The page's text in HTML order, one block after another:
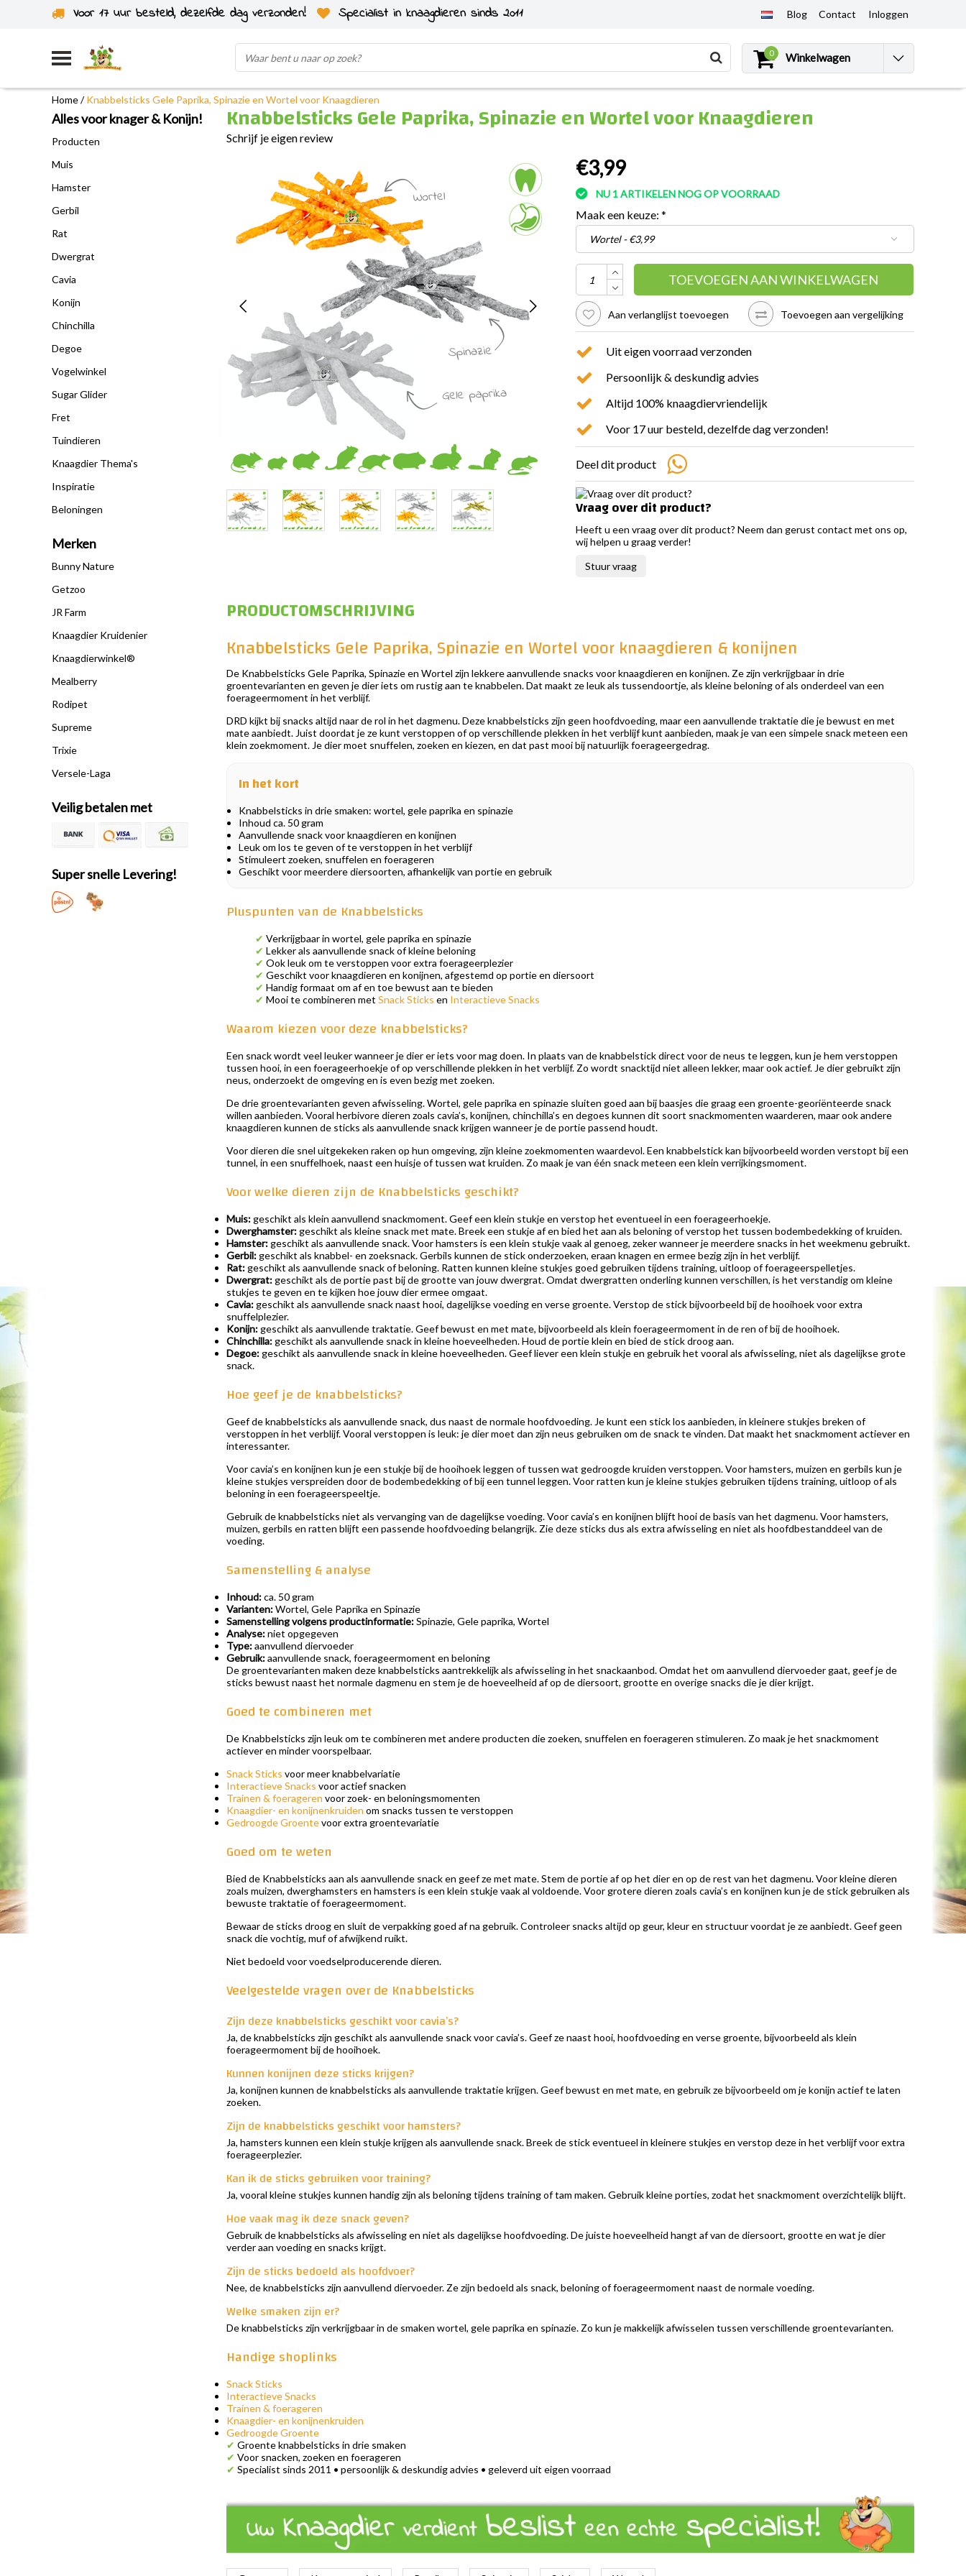
Voor 17 uur besteld, dezelfde dag verzonden!
Specialist in knaagdieren sinds 2011
Uit eigen voorraad verzonden
Blog Contact Inloggen
0 Winkelwagen
Home/Knabbelsticks Gele Paprika, Spinazie en Wortel voor Knaagdieren
Alles voor knager & Konijn!
Producten
Muis
Hamster
Gerbil
Rat
Dwergrat
Cavia
Konijn
Chinchilla
Degoe
Vogelwinkel
Sugar Glider
Fret
Tuindieren
Knaagdier Thema's
Inspiratie
Beloningen
Merken
Bunny Nature
Getzoo
JR Farm
Knaagdier Kruidenier
Knaagdierwinkel®
Mealberry
Rodipet
Supreme
Trixie
Versele-Laga
Veilig betalen met
Super snelle Levering!
Knabbelsticks Gele Paprika, Spinazie en Wortel voor Knaagdieren
Schrijf je eigen review
€3,99
NU 1 ARTIKELEN NOG OP VOORRAAD
Maak een keuze: *
TOEVOEGEN AAN WINKELWAGEN
Aan verlanglijst toevoegen Toevoegen aan vergelijking
Uit eigen voorraad verzonden
Persoonlijk & deskundig advies
Altijd 100% knaagdiervriendelijk
Voor 17 uur besteld, dezelfde dag verzonden!
Deel dit product
Vraag over dit product?
Heeft u een vraag over dit product? Neem dan gerust contact met ons op,
wij helpen u graag verder!
Stuur vraag
PRODUCTOMSCHRIJVING
Knabbelsticks Gele Paprika, Spinazie en Wortel voor knaagdieren & konijnen
De Knabbelsticks Gele Paprika, Spinazie en Wortel zijn lekkere aanvullende snacks voor knaagdieren en konijnen. Ze zijn verkrijgbaar in drie
groentevarianten en geven je dier iets om rustig aan te knabbelen. Dat maakt ze leuk als tussendoortje, als kleine beloning of als onderdeel van een
foerageermoment in het verblijf.
DRD kijkt bij snacks altijd naar de rol in het dagmenu. Deze knabbelsticks zijn geen hoofdvoeding, maar een aanvullende traktatie die je bewust en met
mate aanbiedt. Juist doordat je ze kunt verstoppen of op verschillende plekken in het verblijf kunt aanbieden, maak je van een simpele snack meteen een
klein zoekmoment. Je dier moet snuffelen, zoeken en kiezen, en dat past mooi bij natuurlijk foerageergedrag.
In het kort
Knabbelsticks in drie smaken: wortel, gele paprika en spinazie
Inhoud ca. 50 gram
Aanvullende snack voor knaagdieren en konijnen
Leuk om los te geven of te verstoppen in het verblijf
Stimuleert zoeken, snuffelen en foerageren
Geschikt voor meerdere diersoorten, afhankelijk van portie en gebruik
Pluspunten van de Knabbelsticks
✔ Verkrijgbaar in wortel, gele paprika en spinazie
✔ Lekker als aanvullende snack of kleine beloning
✔ Ook leuk om te verstoppen voor extra foerageerplezier
✔ Geschikt voor knaagdieren en konijnen, afgestemd op portie en diersoort
✔ Handig formaat om af en toe bewust aan te bieden
✔ Mooi te combineren met Snack Sticks en Interactieve Snacks
Waarom kiezen voor deze knabbelsticks?
Een snack wordt veel leuker wanneer je dier er iets voor mag doen. In plaats van de knabbelstick direct voor de neus te leggen, kun je hem verstoppen
tussen hooi, in een foerageerhoekje of op verschillende plekken in het verblijf. Zo wordt snacktijd niet alleen lekker, maar ook actief. Je dier gebruikt zijn
neus, onderzoekt de omgeving en is even bezig met zoeken.
De drie groentevarianten geven afwisseling. Wortel, gele paprika en spinazie sluiten goed aan bij baasjes die graag een groente-georiënteerde snack
willen aanbieden. Vooral herbivore dieren zoals cavia’s, konijnen, chinchilla’s en degoes kunnen dit soort snackmomenten waarderen, maar ook andere
knaagdieren kunnen de sticks als aanvullende snack krijgen wanneer je de portie passend houdt.
Voor dieren die snel uitgekeken raken op hun omgeving, zijn kleine zoekmomenten waardevol. Een knabbelstick kan bijvoorbeeld worden verstopt bij een
tunnel, in een snuffelhoek, naast een huisje of tussen wat kruiden. Zo maak je van één snack meteen een klein verrijkingsmoment.
Voor welke dieren zijn de Knabbelsticks geschikt?
Muis:geschikt als klein aanvullend snackmoment. Geef een klein stukje en verstop het eventueel in een foerageerhoekje.
Dwerghamster:geschikt als kleine snack met mate. Breek een stukje af en bied het aan als beloning of verstop het tussen bodembedekking of kruiden.
Hamster:geschikt als aanvullende snack. Voor hamsters is een klein stukje vaak al genoeg, zeker wanneer je meerdere snacks in het weekmenu gebruikt.
Gerbil:geschikt als knabbel- en zoeksnack. Gerbils kunnen de stick onderzoeken, eraan knagen en ermee bezig zijn in het verblijf.
Rat:geschikt als aanvullende snack of beloning. Ratten kunnen kleine stukjes goed gebruiken tijdens training, uitloop of foerageerspelletjes.
Dwergrat:geschikt als de portie past bij de grootte van jouw dwergrat. Omdat dwergratten onderling kunnen verschillen, is het verstandig om kleine
stukjes te geven en te kijken hoe jouw dier ermee omgaat.
Cavia:geschikt als aanvullende snack naast hooi, dagelijkse voeding en verse groente. Verstop de stick bijvoorbeeld bij de hooihoek voor extra
snuffelplezier.
Konijn:geschikt als aanvullende traktatie. Geef bewust en met mate, bijvoorbeeld als klein foerageermoment in de ren of bij de hooihoek.
Chinchilla:geschikt als aanvullende snack in kleine hoeveelheden. Houd de portie klein en bied de stick droog aan.
Degoe:geschikt als aanvullende snack in kleine hoeveelheden. Geef liever een klein stukje en gebruik het vooral als afwisseling, niet als dagelijkse grote
snack.
Hoe geef je de knabbelsticks?
Geef de knabbelsticks als aanvullende snack, dus naast de normale hoofdvoeding. Je kunt een stick los aanbieden, in kleinere stukjes breken of
verstoppen in het verblijf. Vooral verstoppen is leuk: je dier moet dan zijn neus gebruiken om de snack te vinden. Dat maakt het snackmoment actiever en
interessanter.
Voor cavia’s en konijnen kun je een stukje bij de hooihoek leggen of tussen wat gedroogde kruiden verstoppen. Voor hamsters, muizen en gerbils kun je
kleine stukjes verspreiden door de bodembedekking of bij een tunnel leggen. Voor ratten kun je kleine stukjes gebruiken tijdens training, uitloop of als
beloning in een foerageerspeeltje.
Gebruik de knabbelsticks niet als vervanging van de dagelijkse voeding. Voor cavia’s en konijnen blijft hooi de basis van het dagmenu. Voor hamsters,
muizen, gerbils en ratten blijft een passende hoofdvoeding belangrijk. Zie deze sticks dus als extra afwisseling en niet als hoofdbestanddeel van de
voeding.
Samenstelling & analyse
Inhoud:ca. 50 gram
Varianten:Wortel, Gele Paprika en Spinazie
Samenstelling volgens productinformatie:Spinazie, Gele paprika, Wortel
Analyse:niet opgegeven
Type:aanvullend diervoeder
Gebruik:aanvullende snack, foerageermoment en beloning
De groentevarianten maken deze knabbelsticks aantrekkelijk als afwisseling in het snackaanbod. Omdat het om aanvullend diervoeder gaat, geef je de
sticks bewust naast het normale dagmenu en stem je de hoeveelheid af op de diersoort, grootte en overige snacks die je dier krijgt.
Goed te combineren met
De Knabbelsticks zijn leuk om te combineren met andere producten die zoeken, snuffelen en foerageren stimuleren. Zo maak je het snackmoment
actiever en minder voorspelbaar.
Snack Sticks voor meer knabbelvariatie
Interactieve Snacks voor actief snacken
Trainen & foerageren voor zoek- en beloningsmomenten
Knaagdier- en konijnenkruiden om snacks tussen te verstoppen
Gedroogde Groentevoor extra groentevariatie
Goed om te weten
Bied de Knabbelsticks aan als aanvullende snack en geef ze met mate. Stem de portie af op het dier en op de rest van het dagmenu. Voor kleine dieren
zoals muizen, dwerghamsters en hamsters is een klein stukje vaak al voldoende. Voor grotere dieren zoals cavia’s en konijnen kun je de stick gebruiken als
bewuste traktatie of foerageermoment.
Bewaar de sticks droog en sluit de verpakking goed af na gebruik. Controleer snacks altijd op geur, kleur en structuur voordat je ze aanbiedt. Geef geen
snack die vochtig, muf of afwijkend ruikt.
Niet bedoeld voor voedselproducerende dieren.
Veelgestelde vragen over de Knabbelsticks
Zijn deze knabbelsticks geschikt voor cavia’s?
Ja, de knabbelsticks zijn geschikt als aanvullende snack voor cavia’s. Geef ze naast hooi, hoofdvoeding en verse groente, bijvoorbeeld als klein
foerageermoment bij de hooihoek.
Kunnen konijnen deze sticks krijgen?
Ja, konijnen kunnen de knabbelsticks als aanvullende traktatie krijgen. Geef bewust en met mate, en gebruik ze bijvoorbeeld om je konijn actief te laten
zoeken.
Zijn de knabbelsticks geschikt voor hamsters?
Ja, hamsters kunnen een klein stukje krijgen als aanvullende snack. Breek de stick eventueel in kleinere stukjes en verstop deze in het verblijf voor extra
foerageerplezier.
Kan ik de sticks gebruiken voor training?
Ja, vooral kleine stukjes kunnen handig zijn als beloning tijdens training of tam maken. Gebruik kleine porties, zodat het snackmoment overzichtelijk blijft.
Hoe vaak mag ik deze snack geven?
Gebruik de knabbelsticks als afwisseling en niet als dagelijkse hoofdvoeding. De juiste hoeveelheid hangt af van de diersoort, grootte en wat je dier
verder aan voeding en snacks krijgt.
Zijn de sticks bedoeld als hoofdvoer?
Nee, de knabbelsticks zijn aanvullend diervoeder. Ze zijn bedoeld als snack, beloning of foerageermoment naast de normale voeding.
Welke smaken zijn er?
De knabbelsticks zijn verkrijgbaar in de smaken wortel, gele paprika en spinazie. Zo kun je makkelijk afwisselen tussen verschillende groentevarianten.
Handige shoplinks
Snack Sticks
Interactieve Snacks
Trainen & foerageren
Knaagdier- en konijnenkruiden
Gedroogde Groente
✔ Groente knabbelsticks in drie smaken
✔ Voor snacken, zoeken en foerageren
✔ Specialist sinds 2011 • persoonlijk & deskundig advies • geleverd uit eigen voorraad